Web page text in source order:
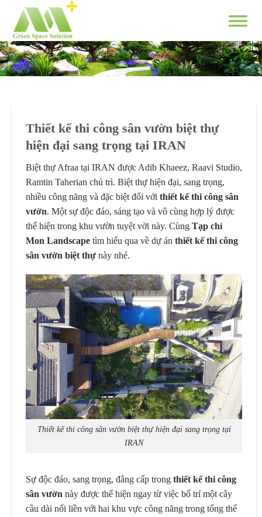
content
Thiết kế thi công sân vườn biệt thự
hiện đại sang trọng tại IRAN
Biệt thự Afraa tại IRAN được Adib Khaeez, Raavi Studio,
Ramtin Taherian chủ trì. Biệt thự hiện đại, sang trọng,
nhiều công năng và đặc biệt đối với thiết kế thi công sân
vườn. Một sự độc đáo, sáng tạo và vô cùng hợp lý được
thể hiện trong khu vườn tuyệt vời này. Cùng Tạp chí
Mon Landscape tìm hiểu qua về dự án thiết kế thi công
sân vườn biệt thự này nhé.
Thiết kế thi công sân vườn biệt thự hiện đại sang trọng tại
IRAN
Sự độc đáo, sang trọng, đẳng cấp trong thiết kế thi công
sân vườn này được thể hiện ngay từ việc bố trí một cây
cầu dài nối liền với hai khu vực công năng trong tổng thể